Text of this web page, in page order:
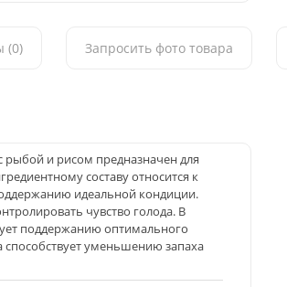
(0) Запросить фото товара
рыбой и рисом предназначен для
составу относится к
идеальной кондиции.
чувство голода. В
поддержанию оптимального
уменьшению запаха